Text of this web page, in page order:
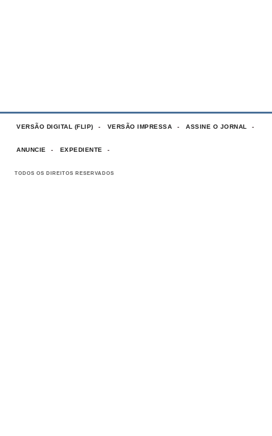
VERSÃO DIGITAL (FLIP) VERSÃO IMPRESSA ASSINE O JORNAL
ANUNCIE EXPEDIENTE
TODOS OS DIREITOS RESERVADOS